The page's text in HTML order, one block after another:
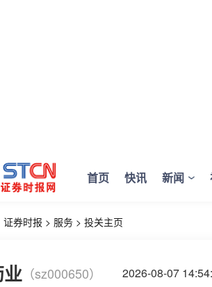
首页 快讯 新闻
证券时报 > 服务 > 投关主页
（sz000650） 2026-08-07